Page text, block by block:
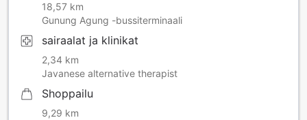
18,57 km
Gunung Agung -bussiterminaali
sairaalat ja klinikat
2,34 km
Javanese alternative therapist
Shoppailu
9,29 km